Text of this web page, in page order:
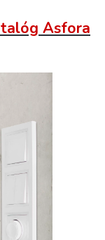
Asfora